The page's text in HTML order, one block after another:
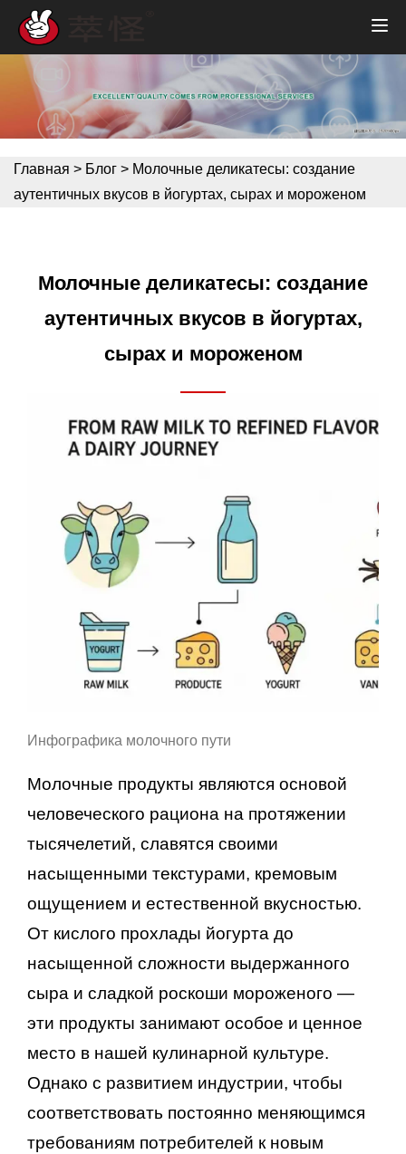
Главная > Блог > Молочные деликатесы: создание
аутентичных вкусов в йогуртах, сырах и мороженом
Молочные деликатесы: создание
аутентичных вкусов в йогуртах,
сырах и мороженом
Инфографика молочного пути
Молочные продукты являются основой
человеческого рациона на протяжении
тысячелетий, славятся своими
насыщенными текстурами, кремовым
ощущением и естественной вкусностью.
От кислого прохлады йогурта до
насыщенной сложности выдержанного
сыра и сладкой роскоши мороженого —
эти продукты занимают особое и ценное
место в нашей кулинарной культуре.
Однако с развитием индустрии, чтобы
соответствовать постоянно меняющимся
требованиям потребителей к новым